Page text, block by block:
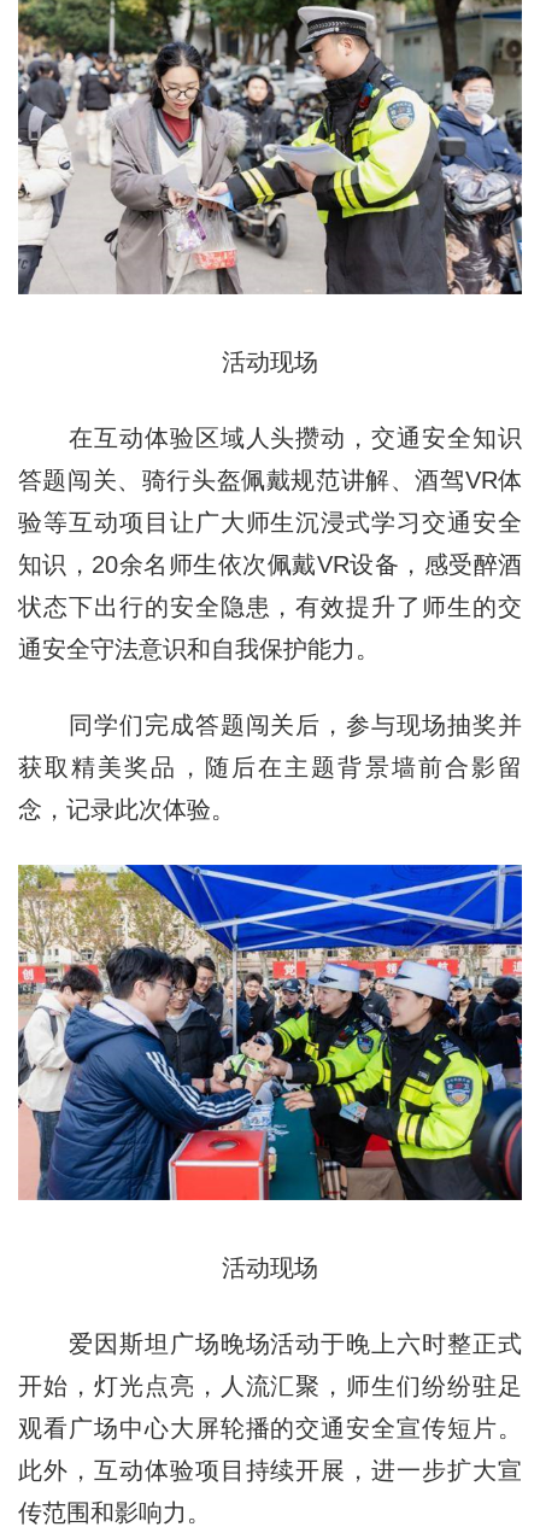
活动现场
在互动体验区域人头攒动，交通安全知识
答题闯关、骑行头盔佩戴规范讲解、酒驾VR体
验等互动项目让广大师生沉浸式学习交通安全
知识，20余名师生依次佩戴VR设备，感受醉酒
状态下出行的安全隐患，有效提升了师生的交
通安全守法意识和自我保护能力。
同学们完成答题闯关后，参与现场抽奖并
获取精美奖品，随后在主题背景墙前合影留
念，记录此次体验。
活动现场
爱因斯坦广场晚场活动于晚上六时整正式
开始，灯光点亮，人流汇聚，师生们纷纷驻足
观看广场中心大屏轮播的交通安全宣传短片。
此外，互动体验项目持续开展，进一步扩大宣
传范围和影响力。